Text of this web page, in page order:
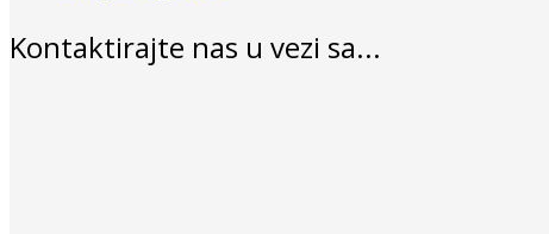
Kontaktirajte nas u vezi sa...